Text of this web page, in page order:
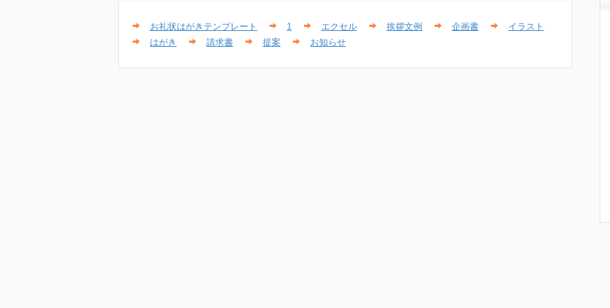
お礼状はがきテンプレート 1 エクセル 挨拶文例 企画書
イラスト
はがき
請求書 提案 お知らせ